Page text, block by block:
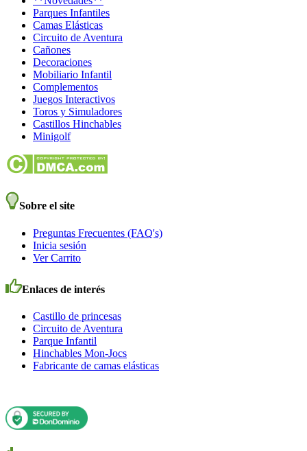
Parques Infantiles
Camas Elásticas
Circuito de Aventura
Cañones
Decoraciones
Mobiliario Infantil
Complementos
Juegos Interactivos
Toros y Simuladores
Castillos Hinchables
Minigolf
Sobre el site
Preguntas Frecuentes (FAQ's)
Inicia sesión
Ver Carrito
Enlaces de interés
Castillo de princesas
Circuito de Aventura
Parque Infantil
Hinchables Mon-Jocs
Fabricante de camas elásticas